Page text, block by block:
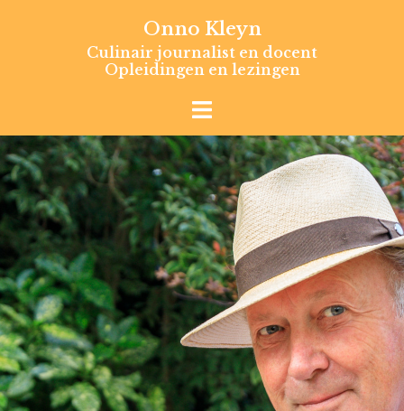
Onno Kleyn
Culinair journalist en docent
Opleidingen en lezingen